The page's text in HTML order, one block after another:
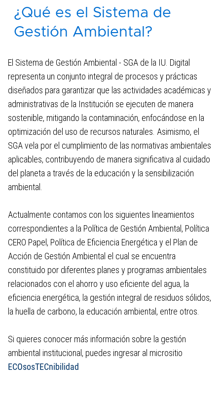
Gestión de Datos y Estadísticas
Institucionales
¿Qué es el Sistema de
Gestión Ambiental?
El Sistema de Gestión Ambiental - SGA de la IU. Digital
representa un conjunto integral de procesos y prácticas
diseñados para garantizar que las actividades académicas y
administrativas de la Institución se ejecuten de manera
sostenible, mitigando la contaminación, enfocándose en la
optimización del uso de recursos naturales. Asimismo, el
SGA vela por el cumplimiento de las normativas ambientales
aplicables, contribuyendo de manera significativa al cuidado
del planeta a través de la educación y la sensibilización
ambiental.
Actualmente contamos con los siguientes lineamientos
correspondientes a la Política de Gestión Ambiental, Política
CERO Papel, Política de Eficiencia Energética y el Plan de
Acción de Gestión Ambiental el cual se encuentra
constituido por diferentes planes y programas ambientales
relacionados con el ahorro y uso eficiente del agua, la
eficiencia energética, la gestión integral de residuos sólidos,
la huella de carbono, la educación ambiental, entre otros.
Si quieres conocer más información sobre la gestión
ambiental institucional, puedes ingresar al micrositio
ECOsosTECnibilidad